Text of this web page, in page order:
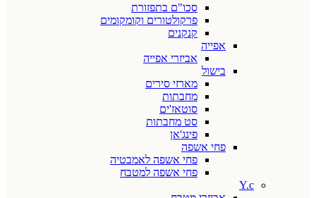
סכו"ם בתפזורת
פרקולטורים וקומקומים
קנקנים
אפייה
אביזרי אפייה
בישול
מארזי סירים
מחבתות
סוטאז'ים
סט מחבתות
פינג'אן
פחי אשפה
פחי אשפה לאמבטיה
פחי אשפה למטבח
Y.c